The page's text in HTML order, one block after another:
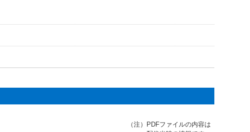
（注）
PDFファイルの内容は